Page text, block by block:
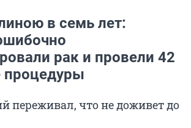
в семь лет:
рак и провели 42
переживал, что не доживет до